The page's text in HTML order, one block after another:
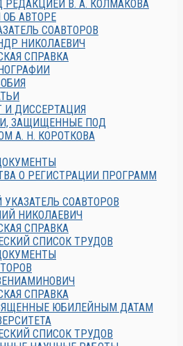
РЕДАКЦИЕЙ В. А. КОЛМАКОВА
АВТОРЕ
СОАВТОРОВ
НИКОЛАЕВИЧ
СПРАВКА
И ДИССЕРТАЦИЯ
ЗАЩИЩЕННЫЕ ПОД
А. Н. КОРОТКОВА
О РЕГИСТРАЦИИ ПРОГРАММ
СОАВТОРОВ
НИКОЛАЕВИЧ
СПРАВКА
СПИСОК ТРУДОВ
СПРАВКА
ЮБИЛЕЙНЫМ ДАТАМ
СПИСОК ТРУДОВ